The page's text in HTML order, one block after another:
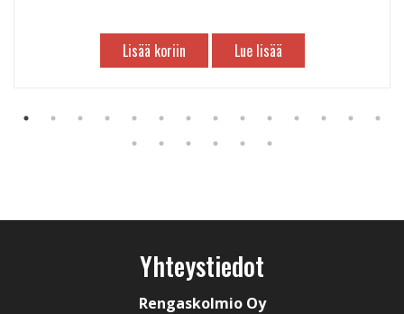
Lisää koriin Lue lisää
Yhteystiedot
Rengaskolmio Oy